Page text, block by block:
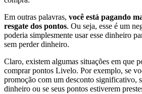
Em outras palavras, você está pagando
resgate dos pontos. Ou seja, esse é um
poderia simplesmente usar esse dinheiro
sem perder dinheiro.
Claro, existem algumas situações em que
comprar pontos Livelo. Por exemplo, se
promoção com um desconto significativo,
dinheiro ou se seus pontos estiverem